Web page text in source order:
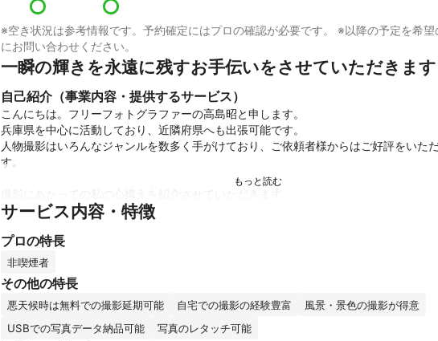
※空き状況は参考情報です。予約確定にはプロの確認が必要です。 ※以降の予定を希望
にお問い合わせください。
一瞬の輝きを永遠に残すお手伝いをさせていただきます
自己紹介（事業内容・提供するサービス）
こんにちは。フリーフォトグラファーの高島昭と申します。
兵庫県を中心に活動しており、近隣府県へも出張可能です。
人物撮影はいろんなジャンルを数多く手がけており、ご依頼者様からはご好評をいた
す。
や時間帯、ファッションなど)を十分すりあわせて撮影に臨むよう心がけております。
メージがございましたら、遠慮なくご相談下さい。
☆できるだけ自然な表情での撮影を心がけています。
撮影に慣れているモデルさんなどでない限り、どうしても緊張していい笑顔・表情が
です。
サービス内容・特徴
プロの特長
非喫煙者
その他の特長
悪天候時は無料での撮影延期可能 自宅での撮影の経験豊富
風景・景色の撮影が得意
USBでの写真データ納品可能
写真のレタッチ可能